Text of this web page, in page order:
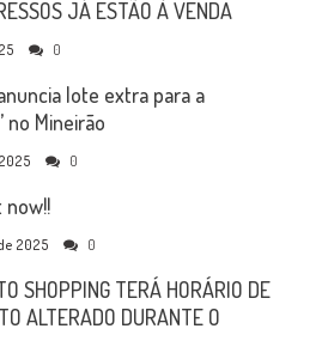
JÁ ESTÃO À VENDA
0
lote extra para a
no Mineirão
0
now!!
2025 0
SHOPPING TERÁ HORÁRIO DE
ALTERADO DURANTE O